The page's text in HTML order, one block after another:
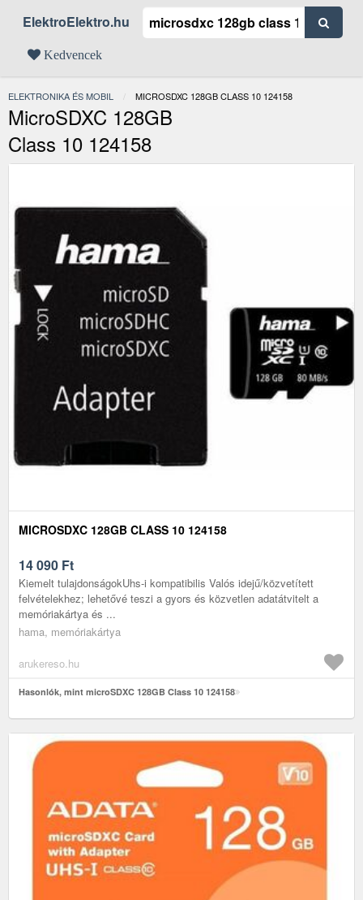
ElektroElektro.hu
Kedvencek
ELEKTRONIKA ÉS MOBIL JELENLEGI:
MICROSDXC 128GB CLASS 10 124158
MicroSDXC 128GB
Class 10 124158
MICROSDXC 128GB CLASS 10 124158
14 090 Ft
Kiemelt tulajdonságokUhs-i kompatibilis Valós idejű/közvetített
felvételekhez; lehetővé teszi a gyors és közvetlen adatátvitelt a
memóriakártya és ...
hama, memóriakártya
arukereso.hu
Hasonlók, mint microSDXC 128GB Class 10 124158